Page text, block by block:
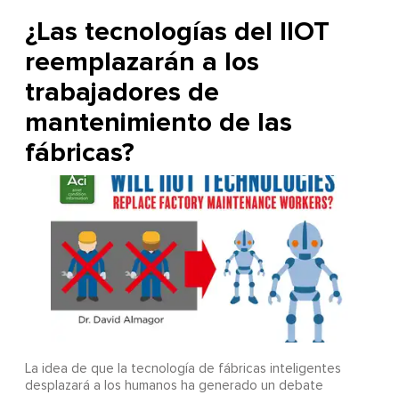
¿Las tecnologías del IIOT
reemplazarán a los
trabajadores de
mantenimiento de las
fábricas?
La idea de que la tecnología de fábricas inteligentes
desplazará a los humanos ha generado un debate